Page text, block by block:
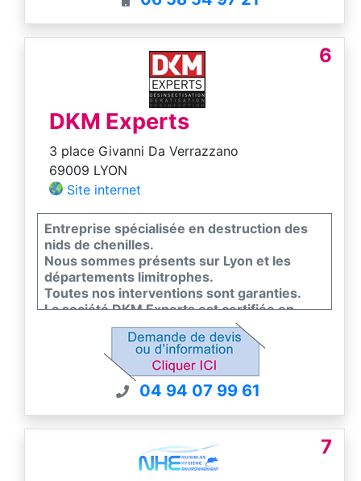
6
DKM Experts
3 place Givanni Da Verrazzano
69009 LYON
Site internet
Entreprise spécialisée en destruction des
nids de chenilles.
Nous sommes présents sur Lyon et les
départements limitrophes.
Toutes nos interventions sont garanties.
La société DKM Experts est certifiée en
conformité avec la norme EN 16636, seul
standard européen de qualité dans la lutte
contre les nuisibles.
Contactez nous pour un devis gratuit.
04 94 07 99 61
7